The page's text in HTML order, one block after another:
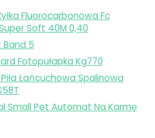
Fluorocarbonowa Fc
Soft 40M 0,40
5
Fotopułapka Kg770
Łańcuchowa Spalinowa
Small Pet Automat Na Karmę